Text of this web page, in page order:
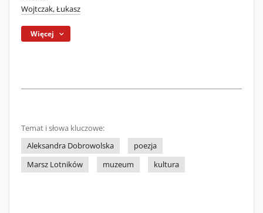
Wojtczak, Łukasz
Więcej
Temat i słowa kluczowe:
Aleksandra Dobrowolska
poezja
Marsz Lotników
muzeum kultura